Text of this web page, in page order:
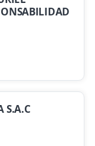
S.A.C